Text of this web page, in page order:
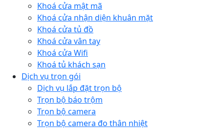
Khoá cửa mật mã
Khoá cửa nhận diện khuân mặt
Khoá cửa tủ đồ
Khoá cửa vân tay
Khoá cửa Wifi
Khoá tủ khách sạn
Dịch vụ trọn gói
Dịch vụ lắp đặt trọn bộ
Trọn bộ báo trộm
Trọn bộ camera
Trọn bộ camera đo thân nhiệt